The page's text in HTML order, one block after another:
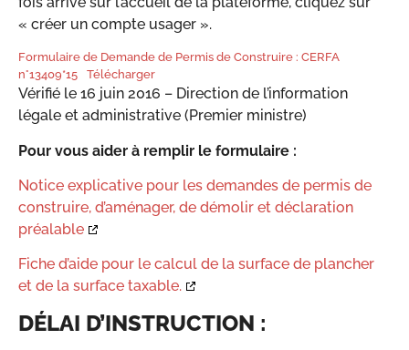
« créer un compte usager ».
Formulaire de Demande de Permis de Construire : CERFA
n°13409*15
Télécharger
Vérifié le 16 juin 2016 – Direction de l’information
légale et administrative (Premier ministre)
Pour vous aider à remplir le formulaire :
Notice explicative pour les demandes de permis de
construire, d’aménager, de démolir et déclaration
préalable
Fiche d’aide pour le calcul de la surface de plancher
et de la surface taxable.
DÉLAI D’INSTRUCTION :